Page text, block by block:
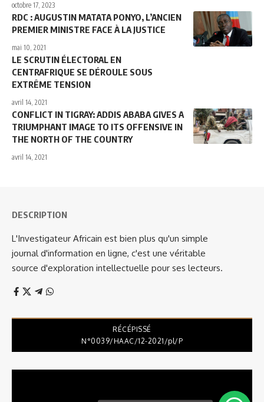
octobre 17, 2023
RDC : AUGUSTIN MATATA PONYO, L’ANCIEN
PREMIER MINISTRE FACE À LA JUSTICE
mai 10, 2021
LE SCRUTIN ÉLECTORAL EN
CENTRAFRIQUE SE DÉROULE SOUS
EXTRÊME TENSION
avril 14, 2021
CONFLICT IN TIGRAY: ADDIS ABABA GIVES A
TRIUMPHANT IMAGE TO ITS OFFENSIVE IN
THE NORTH OF THE COUNTRY
avril 14, 2021
DESCRIPTION
L'Investigateur Africain est bien plus qu'un simple
journal d'information en ligne, c'est une véritable
source d'exploration intellectuelle pour ses lecteurs.
RÉCÉPISSÉ
N°0039/HAAC/12-2021/pl/P